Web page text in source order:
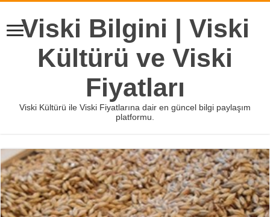
Viski Bilgini | Viski
Kültürü ve Viski
Fiyatları
Viski Kültürü ile Viski Fiyatlarına dair en güncel bilgi paylaşım
platformu.